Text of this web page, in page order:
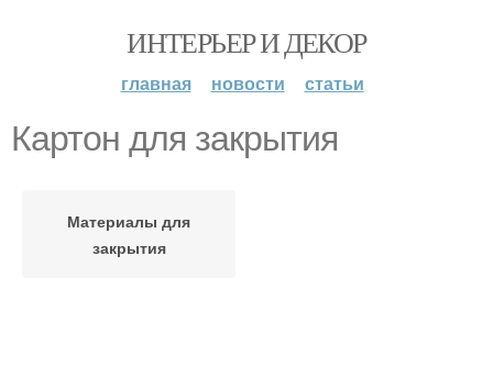
ИНТЕРЬЕР И ДЕКОР
главная новости статьи
Картон для закрытия
Материалы для
закрытия